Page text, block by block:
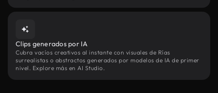
Clips generados por IA
Cubra vacíos creativos al instante con visuales de Rías
surrealistas o abstractos generados por modelos de IA de primer
nivel. Explore más en AI Studio.